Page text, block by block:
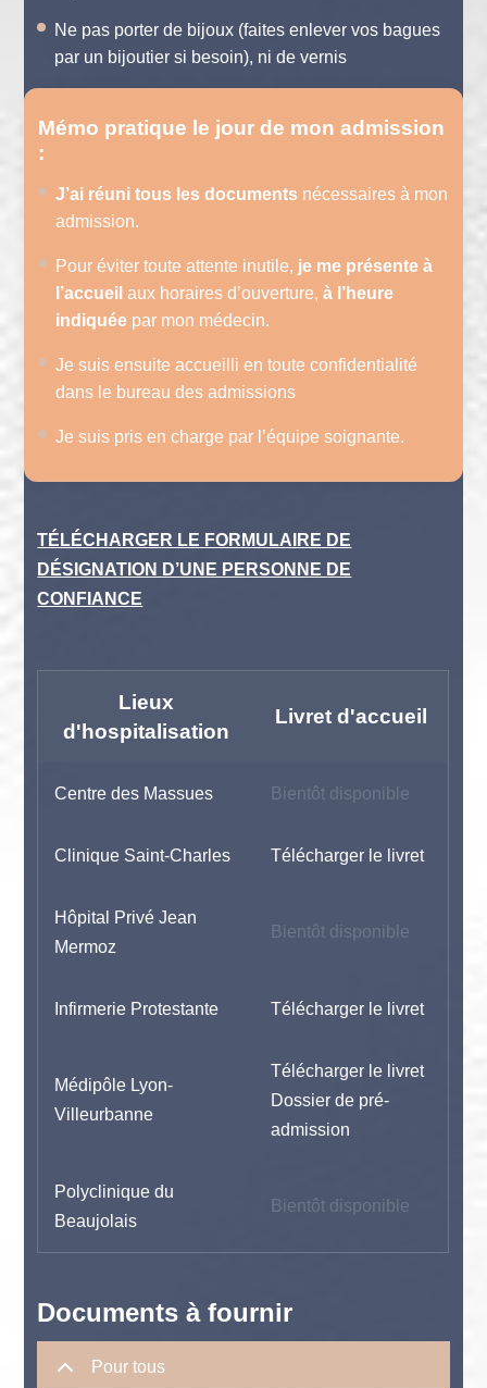
Ne pas porter de bijoux (faites enlever vos bagues
par un bijoutier si besoin), ni de vernis
Mémo pratique le jour de mon admission
:
J’ai réuni tous les documents nécessaires à mon
admission.
Pour éviter toute attente inutile, je me présente à
l’accueil aux horaires d’ouverture,à l’heure
indiquée par mon médecin.
Je suis ensuite accueilli en toute confidentialité
dans le bureau des admissions
Je suis pris en charge par l’équipe soignante.
TÉLÉCHARGER LE FORMULAIRE DE
DÉSIGNATION D’UNE PERSONNE DE
CONFIANCE
Lieux
d'hospitalisation
Livret d'accueil
Centre des Massues Bientôt disponible
Clinique Saint-Charles Télécharger le livret
Hôpital Privé Jean
Mermoz
Bientôt disponible
Infirmerie Protestante Télécharger le livret
Médipôle Lyon-
Villeurbanne
Télécharger le livret
Dossier de pré-
admission
Polyclinique du
Beaujolais
Bientôt disponible
Documents à fournir
Pour tous